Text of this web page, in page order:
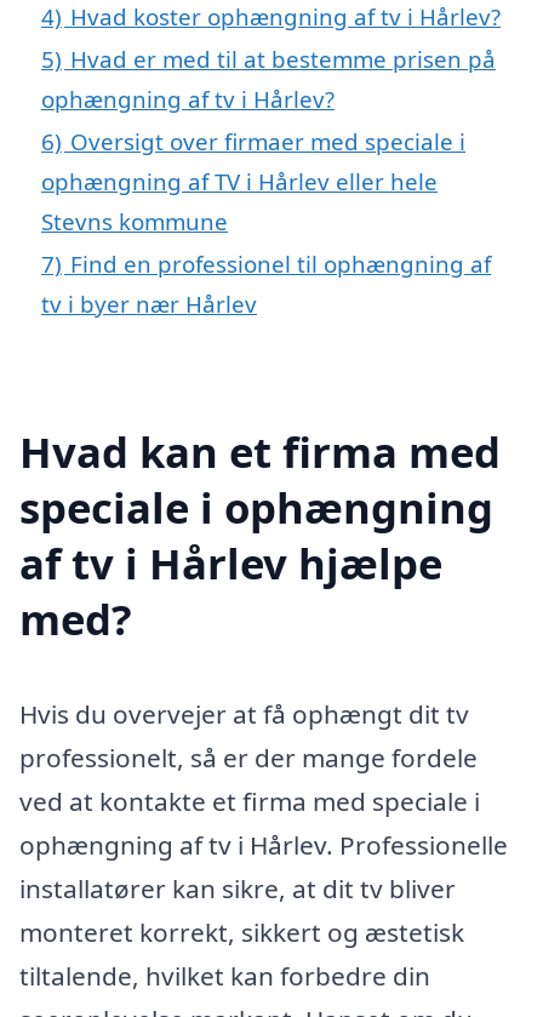
4) Hvad koster ophængning af tv i Hårlev?
5) Hvad er med til at bestemme prisen på
ophængning af tv i Hårlev?
6) Oversigt over firmaer med speciale i
ophængning af TV i Hårlev eller hele
Stevns kommune
7) Find en professionel til ophængning af
tv i byer nær Hårlev
Hvad kan et firma med
speciale i ophængning
af tv i Hårlev hjælpe
med?
Hvis du overvejer at få ophængt dit tv
professionelt, så er der mange fordele
ved at kontakte et firma med speciale i
ophængning af tv i Hårlev. Professionelle
installatører kan sikre, at dit tv bliver
monteret korrekt, sikkert og æstetisk
tiltalende, hvilket kan forbedre din